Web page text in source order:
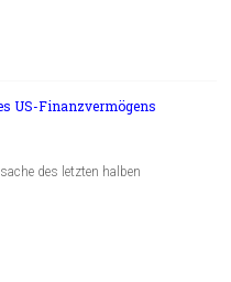
US-Finanzvermögens
des letzten halben